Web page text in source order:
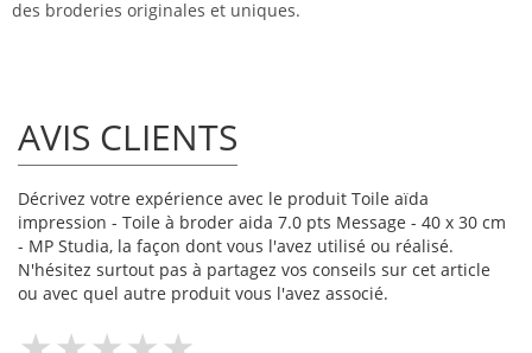
des broderies originales et uniques.
AVIS CLIENTS
Décrivez votre expérience avec le produit Toile aïda
impression - Toile à broder aida 7.0 pts Message - 40 x 30 cm
- MP Studia, la façon dont vous l'avez utilisé ou réalisé.
N'hésitez surtout pas à partagez vos conseils sur cet article
ou avec quel autre produit vous l'avez associé.